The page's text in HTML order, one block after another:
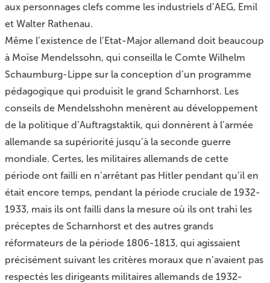
aux personnages clefs comme les industriels d’AEG, Emil
et Walter Rathenau.
Même l’existence de l’Etat-Major allemand doit beaucoup
à Moïse Mendelssohn, qui conseilla le Comte Wilhelm
Schaumburg-Lippe sur la conception d’un programme
pédagogique qui produisit le grand Scharnhorst. Les
conseils de Mendelsshohn menèrent au développement
de la politique d’Auftragstaktik, qui donnèrent à l’armée
allemande sa supériorité jusqu’à la seconde guerre
mondiale. Certes, les militaires allemands de cette
période ont failli en n’arrêtant pas Hitler pendant qu’il en
était encore temps, pendant la période cruciale de 1932-
1933, mais ils ont failli dans la mesure où ils ont trahi les
préceptes de Scharnhorst et des autres grands
réformateurs de la période 1806-1813, qui agissaient
précisément suivant les critères moraux que n’avaient pas
respectés les dirigeants militaires allemands de 1932-